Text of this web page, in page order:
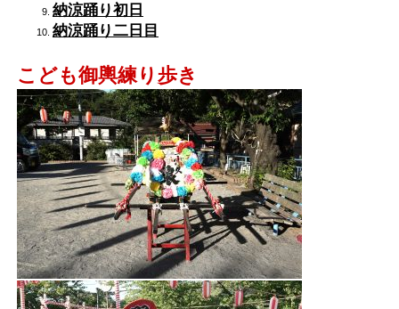
納涼踊り初日
納涼踊り二日目
こども御輿練り歩き